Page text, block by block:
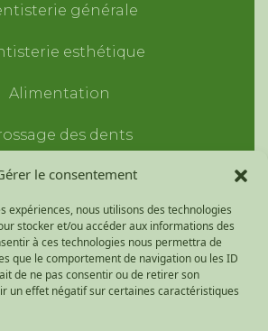
le consentement
expériences, nous utilisons des technologies
stocker et/ou accéder aux informations des
à ces technologies nous permettra de
que le comportement de navigation ou les ID
de ne pas consentir ou de retirer son
un effet négatif sur certaines caractéristiques
générale
esthétique
Alimentation
des dents
dentaires
prothèses dentaires
des dents de